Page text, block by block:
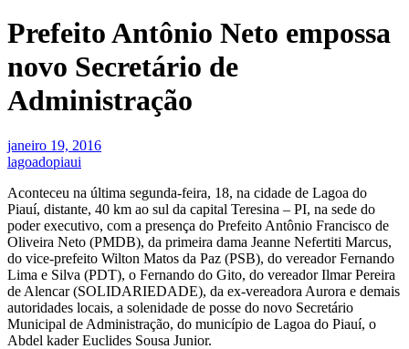
Prefeito Antônio Neto empossa
novo Secretário de
Administração
janeiro 19, 2016
lagoadopiaui
Aconteceu na última segunda-feira, 18, na cidade de Lagoa do
Piauí, distante, 40 km ao sul da capital Teresina – PI, na sede do
poder executivo, com a presença do Prefeito Antônio Francisco de
Oliveira Neto (PMDB), da primeira dama Jeanne Nefertiti Marcus,
do vice-prefeito Wilton Matos da Paz (PSB), do vereador Fernando
Lima e Silva (PDT), o Fernando do Gito, do vereador Ilmar Pereira
de Alencar (SOLIDARIEDADE), da ex-vereadora Aurora e demais
autoridades locais, a solenidade de posse do novo Secretário
Municipal de Administração, do município de Lagoa do Piauí, o
Abdel kader Euclides Sousa Junior.